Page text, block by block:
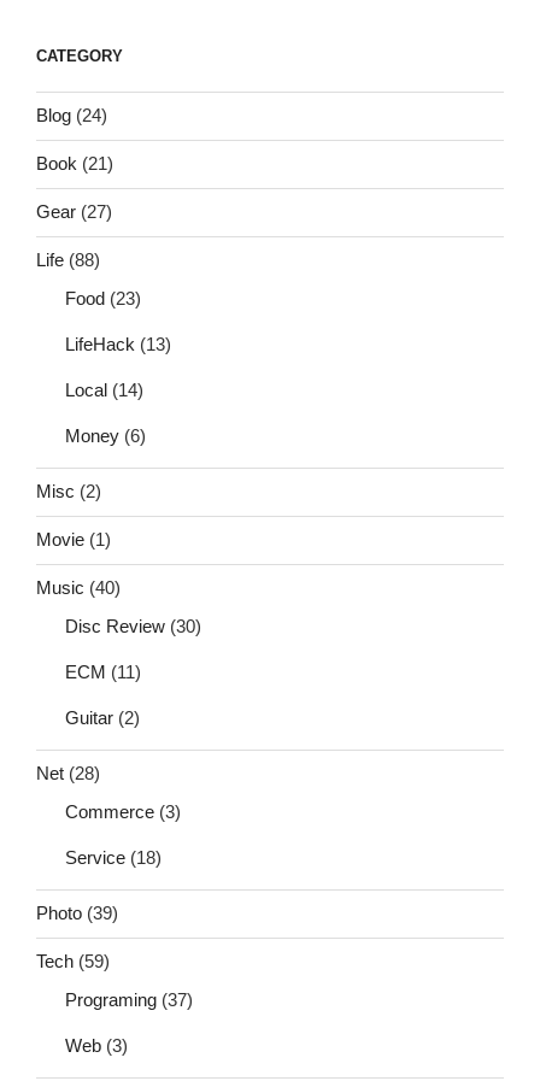
CATEGORY
Blog (24)
Book (21)
Gear (27)
Life (88)
Food (23)
LifeHack (13)
Local (14)
Money (6)
Misc (2)
Movie (1)
Music (40)
Disc Review (30)
ECM (11)
Guitar (2)
Net (28)
Commerce (3)
Service (18)
Photo (39)
Tech (59)
Programing (37)
Web (3)